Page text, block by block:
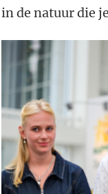
in de natuur die